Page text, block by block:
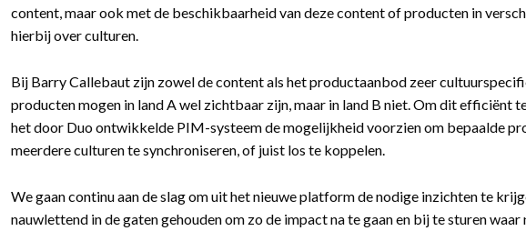
content, maar ook met de beschikbaarheid van deze content of producten in
hierbij over culturen.
Bij Barry Callebaut zijn zowel de content als het productaanbod zeer
producten mogen in land A wel zichtbaar zijn, maar in land B niet. Om dit efficiënt
het door Duo ontwikkelde PIM-systeem de mogelijkheid voorzien om bepaalde
meerdere culturen te synchroniseren, of juist los te koppelen.
We gaan continu aan de slag om uit het nieuwe platform de nodige inzichten te
nauwlettend in de gaten gehouden om zo de impact na te gaan en bij te sturen